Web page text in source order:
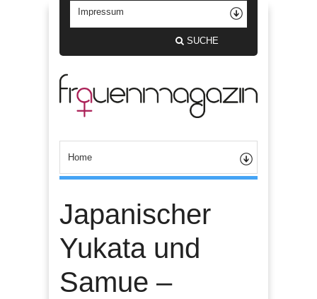
SUCHE
Japanischer
Yukata und
Samue –